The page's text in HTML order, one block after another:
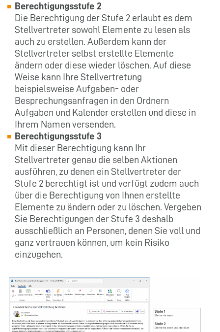
Berechtigungsstufe 2
Die Berechtigung der Stufe 2 erlaubt es dem
Stellvertreter sowohl Elemente zu lesen als
auch zu erstellen. Außerdem kann der
Stellvertreter selbst erstellte Elemente
ändern oder diese wieder löschen. Auf diese
Weise kann Ihre Stellvertretung
beispielsweise Aufgaben- oder
Besprechungsanfragen in den Ordnern
Aufgaben und Kalender erstellen und diese in
Ihrem Namen versenden.
Berechtigungsstufe 3
Mit dieser Berechtigung kann Ihr
Stellvertreter genau die selben Aktionen
ausführen, zu denen ein Stellvertreter der
Stufe 2 berechtigt ist und verfügt zudem auch
über die Berechtigung von Ihnen erstellte
Elemente zu ändern oder zu löschen. Vergeben
Sie Berechtigungen der Stufe 3 deshalb
ausschließlich an Personen, denen Sie voll und
ganz vertrauen können, um kein Risiko
einzugehen.